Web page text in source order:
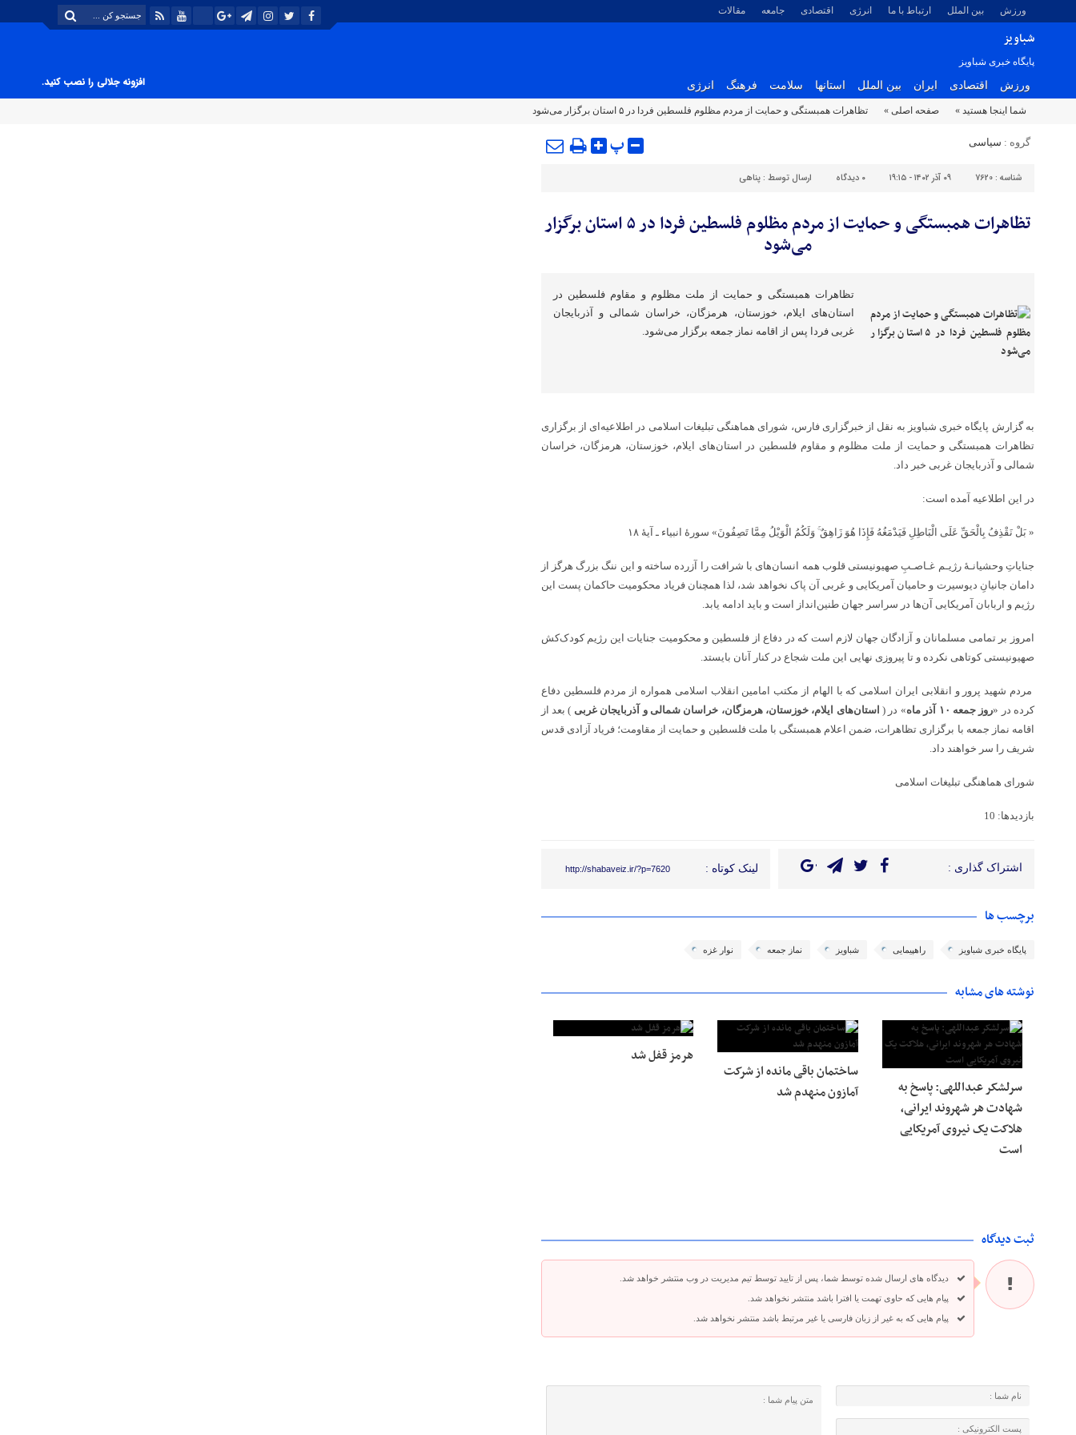
ورزش بین الملل ارتباط با ما انرژی اقتصادی جامعه مقالات
شباویز
پایگاه خبری شباویز
ورزش اقتصادی ایران بین الملل استانها سلامت فرهنگ انرژی افزونه جلالی را نصب کنید.
شما اینجا هستید » صفحه اصلی » تظاهرات همبستگی و حمایت از مردم مظلوم فلسطین فردا در ۵ استان برگزار می‌شود
گروه : سیاسی پ
شناسه : 7620 ۰۹ آذر ۱۴۰۲ - ۱۹:۱۵ ۰ دیدگاه ارسال توسط : پناهی
تظاهرات همبستگی و حمایت از مردم مظلوم فلسطین فردا در ۵ استان برگزار
می‌شود
تظاهرات همبستگی و حمایت از ملت مظلوم و مقاوم فلسطین در
استان‌های ایلام، خوزستان، هرمزگان، خراسان شمالی و آذربایجان
غربی فردا پس از اقامه نماز جمعه برگزار می‌شود.
به گزارش پایگاه خبری شباویز به نقل از خبرگزاری فارس، شورای هماهنگی تبلیغات اسلامی در اطلاعیه‌ای از برگزاری
تظاهرات همبستگی و حمایت از ملت مظلوم و مقاوم فلسطین در استان‌های ایلام، خوزستان، هرمزگان، خراسان
شمالی و آذربایجان غربی خبر داد.
در این اطلاعیه آمده است:
« بَلْ نَقْذِفُ بِالْحَقِّ عَلَى الْبَاطِلِ فَیَدْمَغُهُ فَإِذَا هُوَ زَاهِقٌ ۚ وَلَکُمُ الْوَیْلُ مِمَّا تَصِفُونَ» سورۀ انبیاء ـ آیۀ ۱۸
جنایاتِ وحشیانـۀ رژیـم غـاصـبِ صهیونیستی قلوب همه انسان‌های با شرافت را آزرده ساخته و این ننگ بزرگ هرگز از
دامان جانیانِ دیوسیرت و حامیان آمریکایی و غربی آن پاک نخواهد شد، لذا همچنان فریاد محکومیت حاکمان پست این
رژیم و اربابان آمریکایی آن‌ها در سراسر جهان طنین‌انداز است و باید ادامه یابد.
امروز بر تمامی مسلمانان و آزادگان جهان لازم است که در دفاع از فلسطین و محکومیت جنایات این رژیم کودک‌کش
صهیونیستی کوتاهی نکرده و تا پیروزی نهایی این ملت شجاع در کنار آنان بایستد.
مردم شهید پرور و انقلابی ایران اسلامی که با الهام از مکتب امامین انقلاب اسلامی همواره از مردم فلسطین دفاع
کرده در «روز جمعه ۱۰ آذر ماه » در ( استان‌های ایلام، خوزستان، هرمزگان، خراسان شمالی و آذربایجان غربی ) بعد از
اقامه نماز جمعه با برگزاری تظاهرات، ضمن اعلام همبستگی با ملت فلسطین و حمایت از مقاومت؛ فریاد آزادی قدس
شریف را سر خواهند داد.
شورای هماهنگی تبلیغات اسلامی
بازدیدها: 10
اشتراک گذاری : لینک کوتاه : http://shabaveiz.ir/?p=7620
برچسب ها
پایگاه خبری شباویز راهپیمایی شباویز نماز جمعه نوار غزه
نوشته های مشابه
سرلشکر عبداللهی: پاسخ به
شهادت هر شهروند ایرانی،
هلاکت یک نیروی آمریکایی
است
ساختمان باقی مانده از شرکت
آمازون منهدم شد
هرمز قفل شد
ثبت دیدگاه
دیدگاه های ارسال شده توسط شما، پس از تایید توسط تیم مدیریت در وب منتشر خواهد شد.
پیام هایی که حاوی تهمت یا افترا باشد منتشر نخواهد شد.
پیام هایی که به غیر از زبان فارسی یا غیر مرتبط باشد منتشر نخواهد شد.